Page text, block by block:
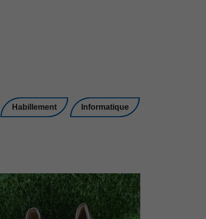
Habillement Informatique